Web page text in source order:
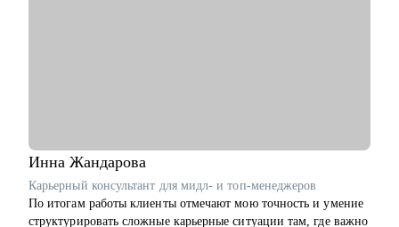
Инна Жандарова
Карьерный консультант для мидл- и топ-менеджеров
По итогам работы клиенты отмечают мою точность и умение
структурировать сложные карьерные ситуации там, где важно